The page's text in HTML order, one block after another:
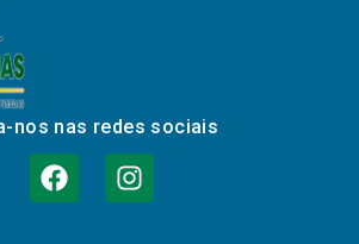
nos nas redes sociais